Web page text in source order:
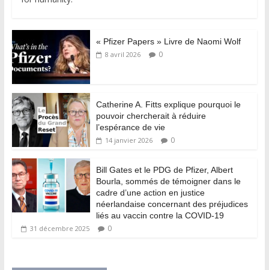
« Pfizer Papers » Livre de Naomi Wolf
8 avril 2026 0
Catherine A. Fitts explique pourquoi le
pouvoir chercherait à réduire
l’espérance de vie
14 janvier 2026 0
Bill Gates et le PDG de Pfizer, Albert
Bourla, sommés de témoigner dans le
cadre d’une action en justice
néerlandaise concernant des préjudices
liés au vaccin contre la COVID-19
31 décembre 2025 0